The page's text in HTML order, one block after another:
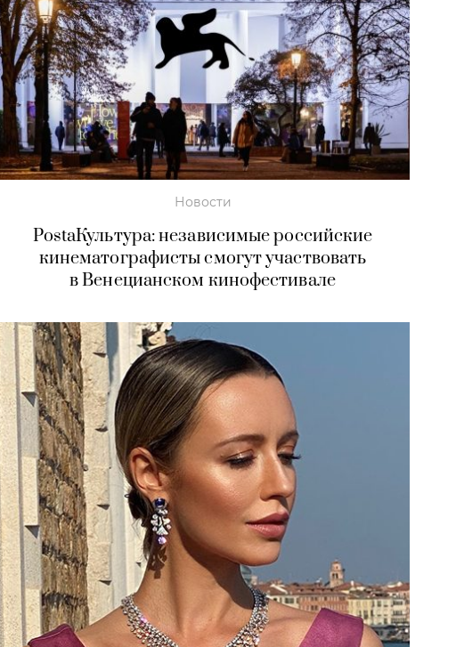
Новости
PostaКультура: независимые российские
кинематографисты смогут участвовать
в Венецианском кинофестивале